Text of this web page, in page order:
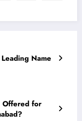
Name
Offered for